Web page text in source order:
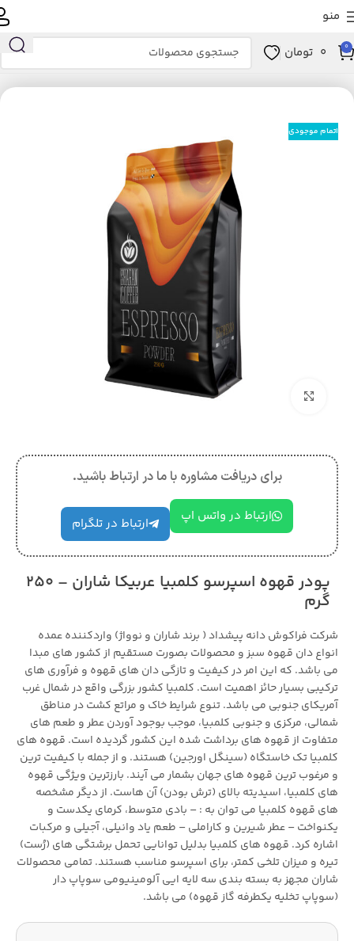
منو
0
0 تومان
خانه کالاهای سوپرمارکتی نوشیدنی‌های گرم
اتمام موجودی
بزرگنمایی تصویر
برای دریافت مشاوره با ما در ارتباط باشید.
ارتباط در واتس اپ ارتباط در تلگرام
پودر قهوه اسپرسو کلمبیا عربیکا شاران – 250
گرم
شرکت فراکوش دانه پیشداد ( برند شاران و نوواژ) واردکننده عمده
انواع دان قهوه سبز و محصولات بصورت مستقیم از کشور های مبدا
می باشد. که این امر در کیفیت و تازگی دان های قهوه و فرآوری های
ترکیبی بسیار حائز اهمیت است. کلمبیا کشور بزرگی واقع در شمال غرب
آمریکای جنوبی می باشد. تنوع شرایط خاک و مراتع کشت در مناطق
شمالی، مرکزی و جنوبی کلمبیا، موجب بوجود آوردن عطر و طعم های
متفاوت از قهوه های برداشت شده این کشور گردیده است. قهوه های
کلمبیا تک خاستگاه (سینگل اورجین) هستند. و از جمله با کیفیت ترین
و مرغوب ترین قهوه های جهان بشمار می آیند. بارزترین ویژگی قهوه
های کلمبیا، اسیدیته بالای (ترش بودن) آن هاست. از دیگر مشخصه
های قهوه کلمبیا می توان به : – بادی متوسط، کرمای یکدست و
یکنواخت – عطر شیرین و کاراملی – طعم یاد وانیلی، آجیلی و مرکبات
اشاره کرد. قهوه های کلمبیا بدلیل توانایی تحمل برشتگی های (رُست)
تیره و میزان تلخی کمتر، برای اسپرسو مناسب هستند. تمامی محصولات
شاران مجهز به بسته بندی سه لایه ایی آلومینیومی سوپاپ دار
(سوپاپ تخلیه یکطرفه گاز قهوه) می باشد.